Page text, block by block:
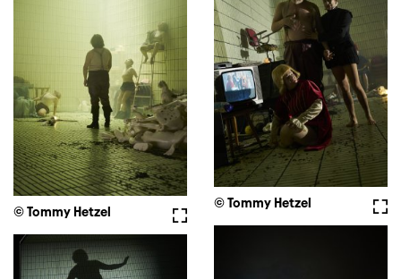
© Tommy Hetzel
Vollbild
© Tommy Hetzel